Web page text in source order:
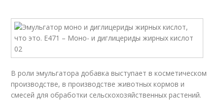
В роли эмульгатора добавка выступает в косметическом
производстве, в производстве животных кормов и
смесей для обработки сельскохозяйственных растений.